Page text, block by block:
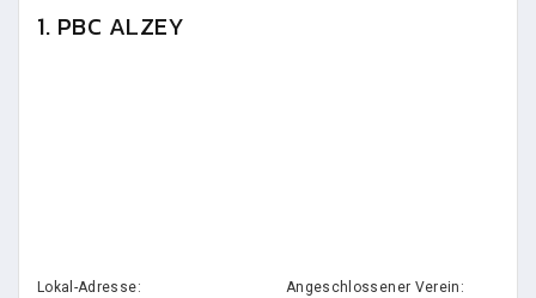
1. PBC ALZEY
Lokal-Adresse: Angeschlossener Verein: